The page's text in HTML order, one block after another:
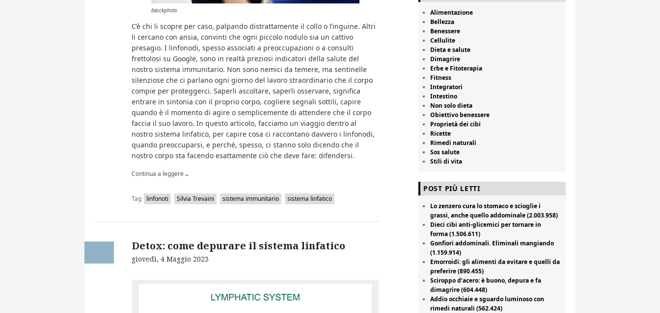
Istockphoto
C’è chi li scopre per caso, palpando distrattamente il collo o l’inguine. Altri
li cercano con ansia, convinti che ogni piccolo nodulo sia un cattivo
presagio. I linfonodi, spesso associati a preoccupazioni o a consulti
frettolosi su Google, sono in realtà preziosi indicatori della salute del
nostro sistema immunitario. Non sono nemici da temere, ma sentinelle
silenziose che ci parlano ogni giorno del lavoro straordinario che il corpo
compie per proteggerci. Saperli ascoltare, saperli osservare, significa
entrare in sintonia con il proprio corpo, cogliere segnali sottili, capire
quando è il momento di agire o semplicemente di attendere che il corpo
faccia il suo lavoro. In questo articolo, facciamo un viaggio dentro al
nostro sistema linfatico, per capire cosa ci raccontano davvero i linfonodi,
quando preoccuparsi, e perché, spesso, ci stanno solo dicendo che il
nostro corpo sta facendo esattamente ciò che deve fare: difendersi.
Continua a leggere→
Tag linfonoti Silvia Trevaini sistema immunitario sistema linfatico
Detox: come depurare il sistema linfatico
giovedì, 4 Maggio 2023
Alimentazione
Bellezza
Benessere
Cellulite
Dieta e salute
Dimagrire
Erbe e Fitoterapia
Fitness
Integratori
Intestino
Non solo dieta
Obiettivo benessere
Proprietà dei cibi
Ricette
Rimedi naturali
Sos salute
Stili di vita
POST PIÙ LETTI
Lo zenzero cura lo stomaco e scioglie i
grassi, anche quello addominale (2.003.958)
Dieci cibi anti-glicemici per tornare in
forma (1.506.611)
Gonfiori addominali. Eliminali mangiando
(1.159.914)
Emorroidi: gli alimenti da evitare e quelli da
preferire (890.455)
Sciroppo d’acero: è buono, depura e fa
dimagrire (604.448)
Addio occhiaie e sguardo luminoso con
rimedi naturali (562.424)